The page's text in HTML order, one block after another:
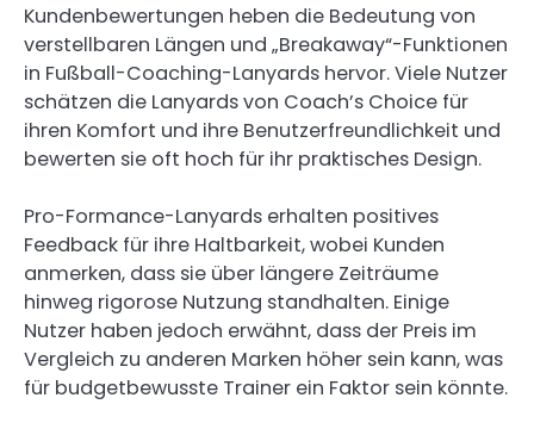
Kundenbewertungen heben die Bedeutung von
verstellbaren Längen und „Breakaway“-Funktionen
in Fußball-Coaching-Lanyards hervor. Viele Nutzer
schätzen die Lanyards von Coach’s Choice für
ihren Komfort und ihre Benutzerfreundlichkeit und
bewerten sie oft hoch für ihr praktisches Design.
Pro-Formance-Lanyards erhalten positives
Feedback für ihre Haltbarkeit, wobei Kunden
anmerken, dass sie über längere Zeiträume
hinweg rigorose Nutzung standhalten. Einige
Nutzer haben jedoch erwähnt, dass der Preis im
Vergleich zu anderen Marken höher sein kann, was
für budgetbewusste Trainer ein Faktor sein könnte.